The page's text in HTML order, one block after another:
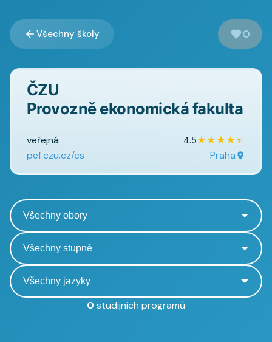
Všechny školy 0
ČZU
Provozně ekonomická fakulta
veřejná 4.5★★★★★
pef.czu.cz/cs Praha
0 studijních programů